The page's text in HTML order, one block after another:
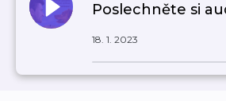
Poslechněte si
18. 1. 2023